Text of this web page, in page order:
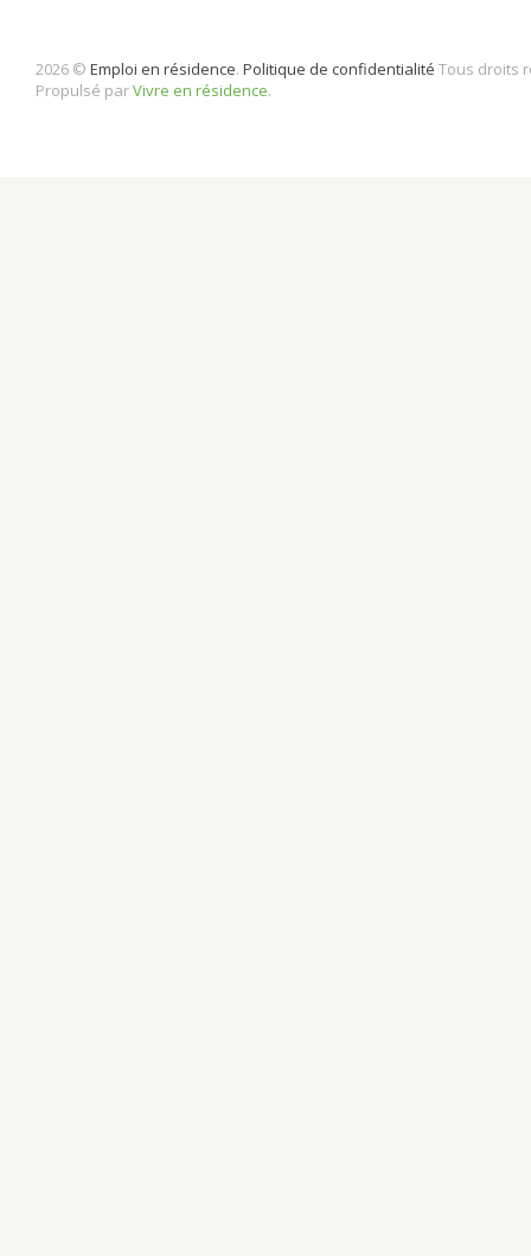
2026 © Emploi en résidence. Politique de confidentialité Tous droits
Propulsé parVivre en résidence.